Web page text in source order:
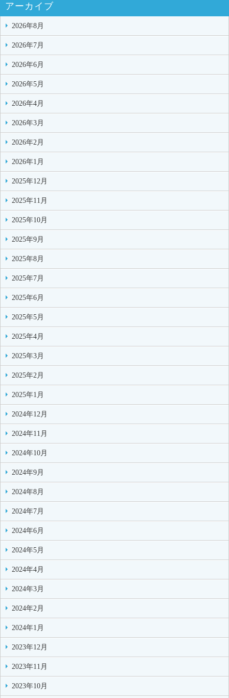
アーカイブ
2026年8月
2026年7月
2026年6月
2026年5月
2026年4月
2026年3月
2026年2月
2026年1月
2025年12月
2025年11月
2025年10月
2025年9月
2025年8月
2025年7月
2025年6月
2025年5月
2025年4月
2025年3月
2025年2月
2025年1月
2024年12月
2024年11月
2024年10月
2024年9月
2024年8月
2024年7月
2024年6月
2024年5月
2024年4月
2024年3月
2024年2月
2024年1月
2023年12月
2023年11月
2023年10月